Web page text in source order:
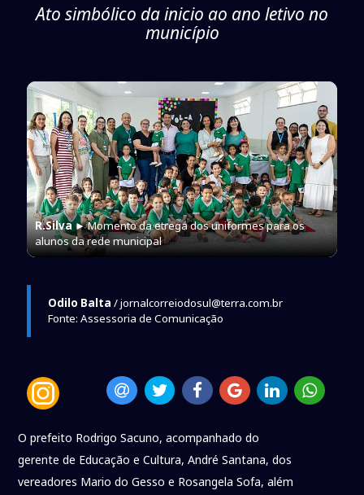
Ato simbólico da inicio ao ano letivo no
município
R.Silva► Momento da etrega dos uniformes para os
alunos da rede municipal
Odilo Balta / jornalcorreiodosul@terra.com.br
Fonte: Assessoria de Comunicação
O prefeito Rodrigo Sacuno, acompanhado do
gerente de Educação e Cultura, André Santana, dos
vereadores Mario do Gesso e Rosangela Sofa, além